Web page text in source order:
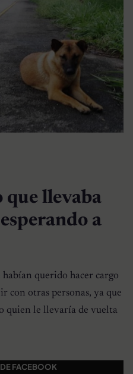
llevaba
a
habían querido hacer cargo
con otras personas, ya que
quien le llevaría de vuelta
FACEBOOK